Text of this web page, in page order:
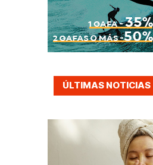
ÚLTIMAS NOTICIAS